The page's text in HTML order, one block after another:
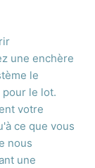
une enchère
le
pour le lot.
votre
ce que vous
nous
une